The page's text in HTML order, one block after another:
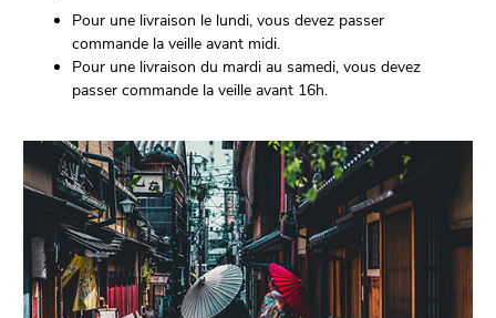
Pour une livraison le lundi, vous devez passer
commande la veille avant midi.
Pour une livraison du mardi au samedi, vous devez
passer commande la veille avant 16h.